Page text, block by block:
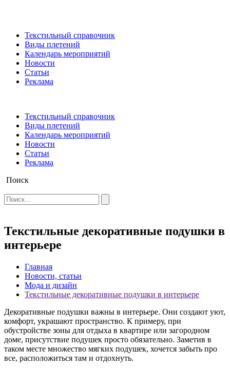
Текстильный справочник
Виды плетений
Календарь мероприятий
Новости
Статьи
Реклама
Текстильный справочник
Виды плетений
Календарь мероприятий
Новости
Статьи
Реклама
Поиск
Текстильные декоративные подушки в
интерьере
Главная
Новости, статьи
Мода и дизайн
Текстильные декоративные подушки в интерьере
Декоративные подушки важны в интерьере. Они создают уют,
комфорт, украшают пространство. К примеру, при
обустройстве зоны для отдыха в квартире или загородном
доме, присутствие подушек просто обязательно. Заметив в
таком месте множество мягких подушек, хочется забыть про
все, расположиться там и отдохнуть.